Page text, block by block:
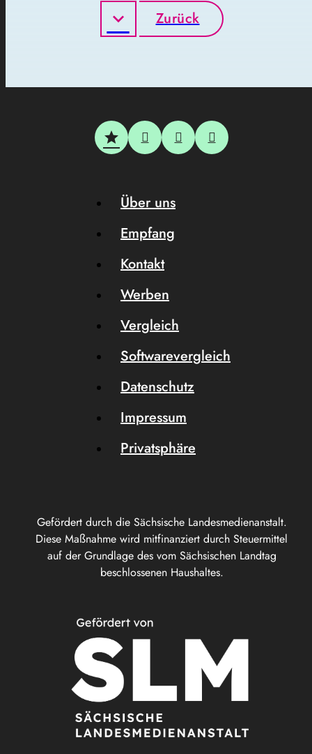
Zurück
Gefördert durch die Sächsische Landesmedienanstalt.
Diese Maßnahme wird mitfinanziert durch Steuermittel
auf der Grundlage des vom Sächsischen Landtag
beschlossenen Haushaltes.
Über uns
Empfang
Kontakt
Werben
Vergleich
Softwarevergleich
Datenschutz
Impressum
Privatsphäre